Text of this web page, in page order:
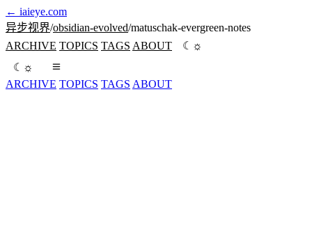
← iaieye.com
异步视界/obsidian-evolved/matuschak-evergreen-notes
ARCHIVE TOPICS TAGS ABOUT ☾ ☼
☾ ☼
ARCHIVE TOPICS TAGS ABOUT